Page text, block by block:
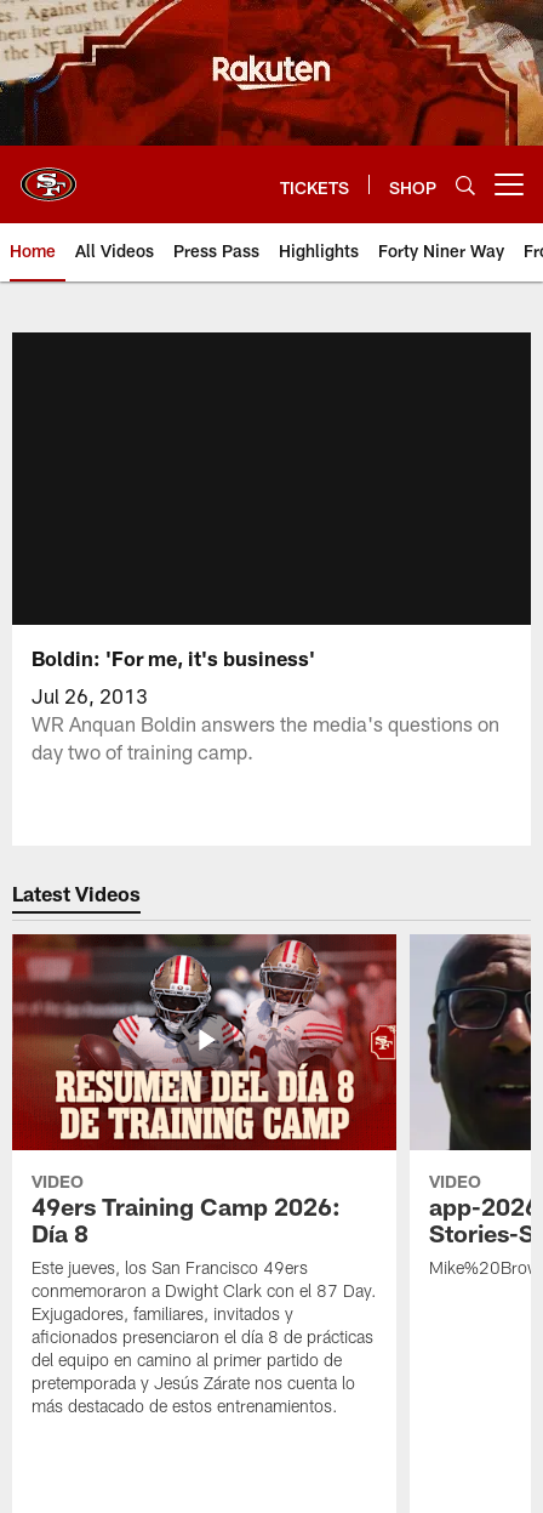
Skip
to
main
content
TICKETS SHOP
Home All Videos Press Pass Highlights Forty Niner Way
Boldin: 'For me, it's business'
Jul 26, 2013
WR Anquan Boldin answers the media's questions on
day two of training camp.
Latest Videos
VIDEO
49ers Training Camp 2026:
Día 8
Este jueves, los San Francisco 49ers
conmemoraron a Dwight Clark con el 87 Day.
Exjugadores, familiares, invitados y
aficionados presenciaron el día 8 de prácticas
del equipo en camino al primer partido de
pretemporada y Jesús Zárate nos cuenta lo
más destacado de estos entrenamientos.
VIDEO
app-
Stories-